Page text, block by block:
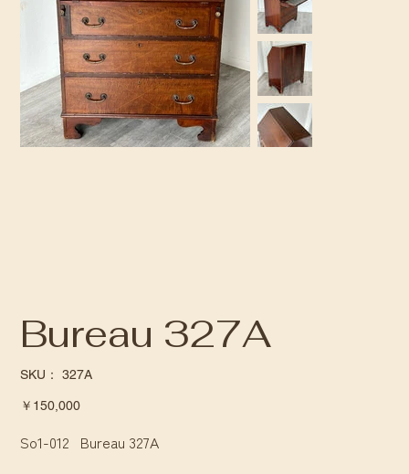
Bureau 327A
SKU：
SKU：
327A
価
￥150,000
So1-012 Bureau 327A